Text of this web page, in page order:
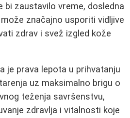
bi zaustavilo vreme, dosledna
značajno usporiti vidljive
zdrav i svež izgled kože
je prava lepota u prihvatanju
uz maksimalno brigu o
teženja savršenstvu,
zdravlja i vitalnosti koje